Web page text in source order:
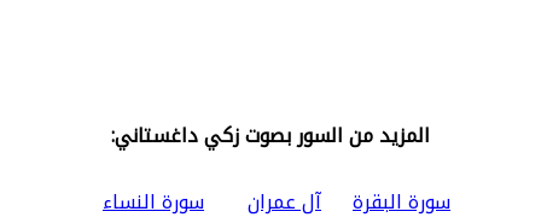
المزيد من السور بصوت زكي داغستاني:
سورة البقرة
آل عمران
سورة النساء